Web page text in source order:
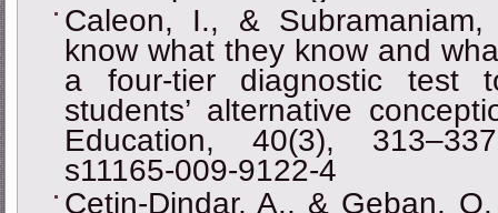
Caleon, I., &
know what they know and
a four-tier diagnostic test
students’ alternative
Education, 40(3),
s11165-009-9122-4
Cetin-Dindar, A., & Geban,